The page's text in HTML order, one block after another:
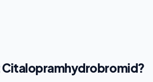
Citalopramhydrobromid?